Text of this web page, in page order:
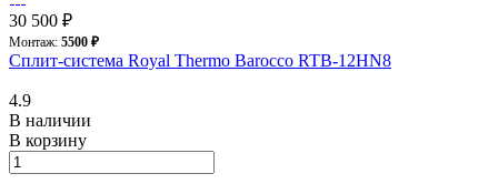
30 500 ₽
Монтаж: 5500 ₽
Сплит-система Royal Thermo Barocco RTB-12HN8
4.9
В наличии
В корзину